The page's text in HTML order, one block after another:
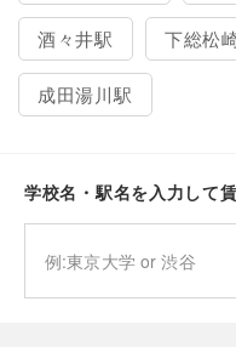
酒々井駅 下総松
成田湯川駅
学校名・駅名を入力して